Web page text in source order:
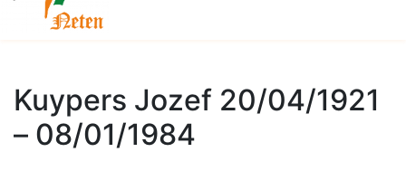
Kuypers Jozef 20/04/1921
– 08/01/1984